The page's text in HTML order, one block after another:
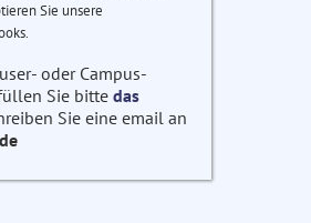
Sie unsere
oder Campus-
Sie bitte das
Sie eine email an